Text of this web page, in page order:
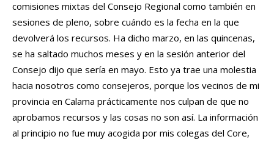
comisiones mixtas del Consejo Regional como también en
sesiones de pleno, sobre cuándo es la fecha en la que
devolverá los recursos. Ha dicho marzo, en las quincenas,
se ha saltado muchos meses y en la sesión anterior del
Consejo dijo que sería en mayo. Esto ya trae una molestia
hacia nosotros como consejeros, porque los vecinos de mi
provincia en Calama prácticamente nos culpan de que no
aprobamos recursos y las cosas no son así. La información
al principio no fue muy acogida por mis colegas del Core,